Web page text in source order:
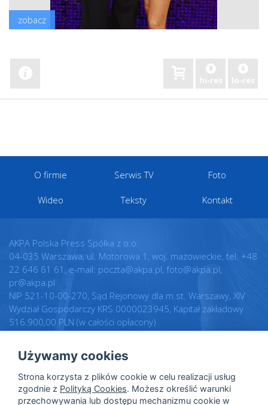
zobacz
hi-res lo-res
O firmie Serwis TV Foto
Wideo Teksty Kontakt
AKPA Polska Press Spółka z o.o.
04-035 Warszawa, ul. Motorowa 1, woj. mazowieckie, tel. +48
22 646 61 61, e-mail: poczta@akpa.pl, foto@akpa.pl,
pr@akpa.pl
NIP 521-10-00-270, Sąd Rejonowy dla m.st. Warszawy, XIV
Wydział Gospodarczy KRS 0000023945, Kapitał zakładowy
516.900,00 PLN (w całości opłacony)
Regulamin
Warunki licencji
Realizacja:
Intellect.pl
Używamy cookies
Strona korzysta z plików cookie w celu realizacji usług
zgodnie z Polityką Cookies. Możesz określić warunki
przechowywania lub dostępu mechanizmu cookie w